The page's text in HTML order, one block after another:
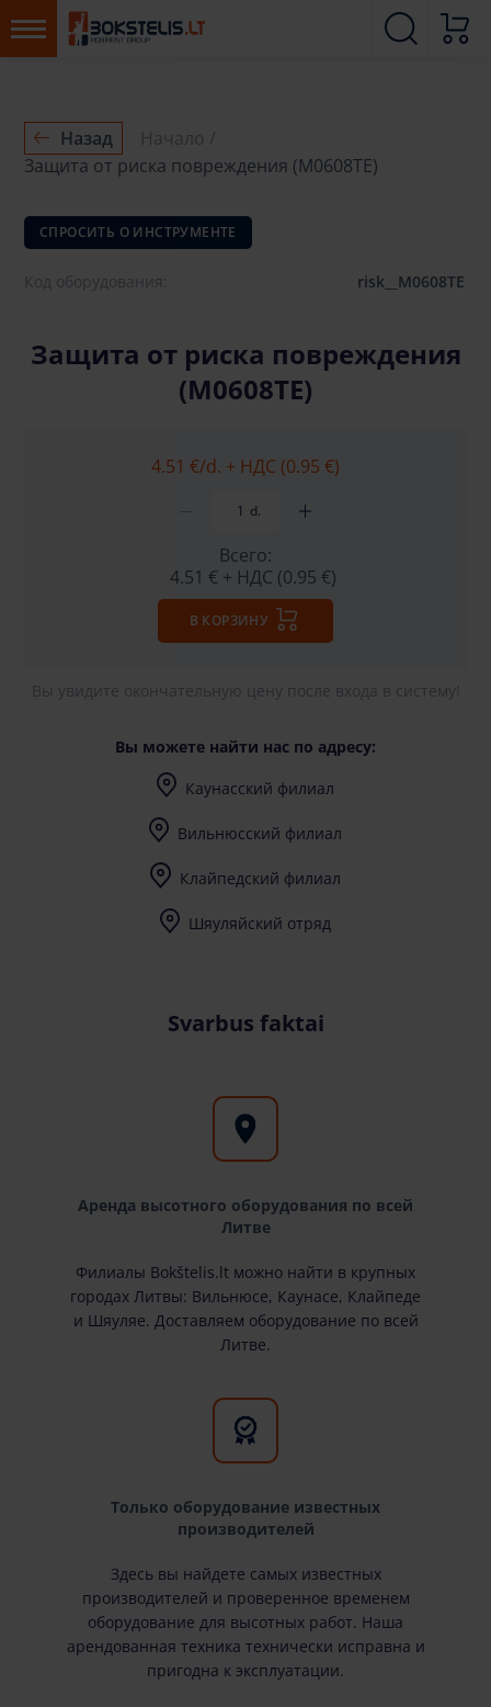
Назад
Начало
Защита от риска повреждения (M0608TE)
СПРОСИТЬ О ИНСТРУМЕНТЕ
Код оборудования: risk__M0608TE
Защита от риска повреждения
(M0608TE)
4.51 €/d. + НДС (0.95 €)
d.
Всего:
4.51 € + НДС (0.95 €)
В КОРЗИНУ
Вы увидите окончательную цену после входа в систему!
Вы можете найти нас по адресу:
Каунасский филиал
Вильнюсский филиал
Клайпедский филиал
Шяуляйский отряд
Svarbus faktai
Аренда высотного оборудования по всей
Литве
Филиалы Bokštelis.lt можно найти в крупных
городах Литвы: Вильнюсе, Каунасе, Клайпеде
и Шяуляе. Доставляем оборудование по всей
Литве.
Только оборудование известных
производителей
Здесь вы найдете самых известных
производителей и проверенное временем
оборудование для высотных работ. Наша
арендованная техника технически исправна и
пригодна к эксплуатации.